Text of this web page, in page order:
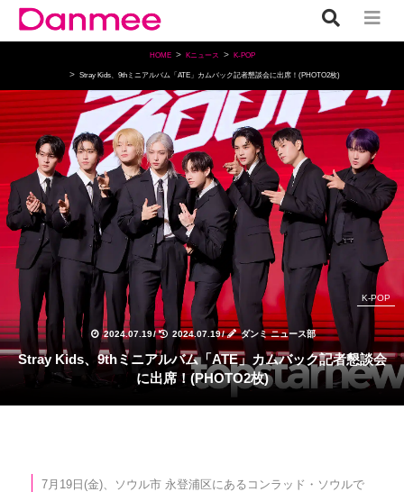
HOME Kニュース K-POP
Stray Kids、9thミニアルバム「ATE」カムバック記者懇談会に出席！(PHOTO2枚)
2024.07.19/ 2024.07.19/ ダンミ ニュース部
K-POP
Stray Kids、9thミニアルバム「ATE」カムバック記者懇談会
に出席！(PHOTO2枚)
7月19日(金)、ソウル市 永登浦区にあるコンラッド・ソウルで